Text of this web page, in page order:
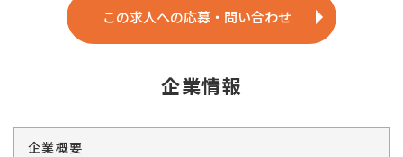
この求人への応募・問い合わせ
企業情報
企業概要